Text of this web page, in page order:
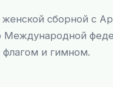
сборной с
и гимном.